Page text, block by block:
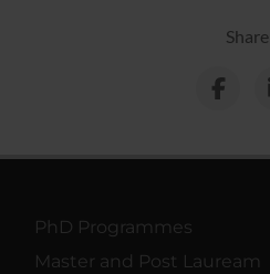
Share
PhD Programmes
Master and Post Lauream